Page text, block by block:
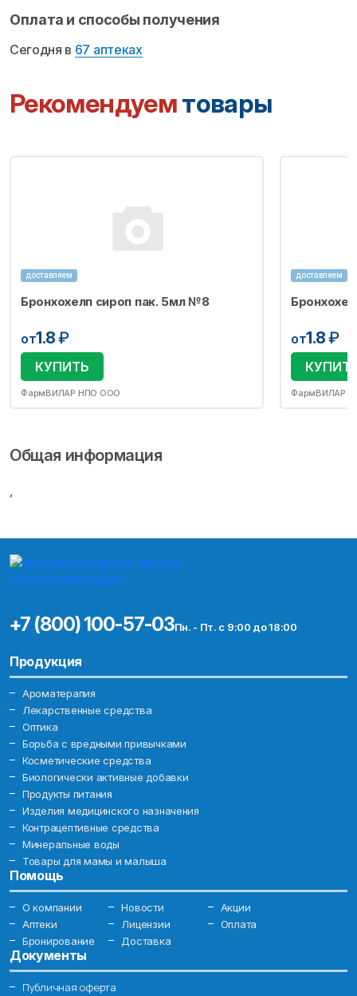
Оплата и способы получения
Сегодня в 67 аптеках
Рекомендуемтовары
доставляем
Бронхохелп сироп пак. 5мл №8
от1.8₽
КУПИТЬ
ФармВИЛАР НПО ООО
доставляем
от1.8₽
ФармВИЛАР
Общая информация
,
+7 (800) 100-57-03Пн. - Пт. с 9:00 до 18:00
Продукция
Ароматерапия
Лекарственные средства
Оптика
Борьба с вредными привычками
Косметические средства
Биологически активные добавки
Продукты питания
Изделия медицинского назначения
Контрацептивные средства
Минеральные воды
Товары для мамы и малыша
Помощь
О компании Новости
Акции
Аптеки
Лицензии
Оплата
Бронирование
Доставка
Документы
Публичная оферта